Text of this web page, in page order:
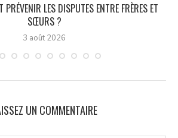
PRÉVENIR LES DISPUTES ENTRE FRÈRES ET
SŒURS ?
3 août 2026
UN COMMENTAIRE